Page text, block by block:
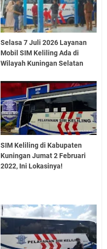
Selasa 7 Juli 2026 Layanan
Mobil SIM Keliling Ada di
Wilayah Kuningan Selatan
SIM Keliling di Kabupaten
Kuningan Jumat 2 Februari
2022, Ini Lokasinya!